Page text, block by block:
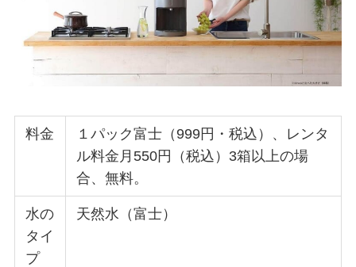
料金
１パック富士（999円・税込）、レンタ
ル料金月550円（税込）3箱以上の場
合、無料。
水の
タイ
プ
天然水（富士）